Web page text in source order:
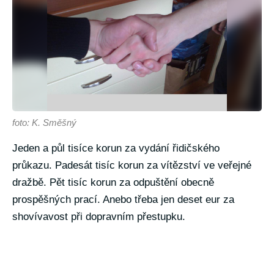
foto: K. Směšný
Jeden a půl tisíce korun za vydání řidičského
průkazu. Padesát tisíc korun za vítězství ve veřejné
dražbě. Pět tisíc korun za odpuštění obecně
prospěšných prací. Anebo třeba jen deset eur za
shovívavost při dopravním přestupku.